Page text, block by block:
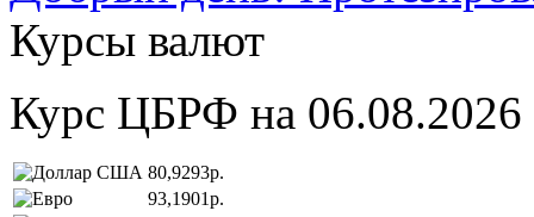
Курсы валют
Курс ЦБРФ на 06.08.2026
80,9293р.
93,1901р.